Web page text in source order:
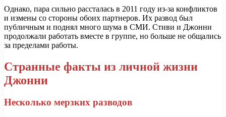
Однако, пара сильно рассталась в 2011 году из-за конфликтов
и измены со стороны обоих партнеров. Их развод был
публичным и поднял много шума в СМИ. Стиви и Джонни
продолжали работать вместе в группе, но больше не общались
за пределами работы.
Странные факты из личной жизни
Джонни
Несколько мерзких разводов